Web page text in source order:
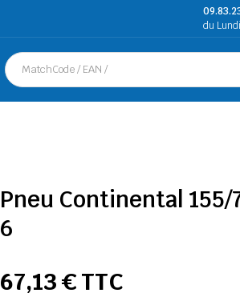
du
Pneu Continental 155/
6
67,13 € TTC